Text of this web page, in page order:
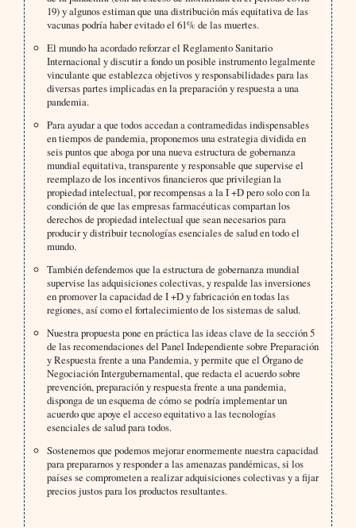
19) y algunos estiman que una distribución más equitativa de las
vacunas podría haber evitado el 61% de las muertes.
El mundo ha acordado reforzar el Reglamento Sanitario
Internacional y discutir a fondo un posible instrumento legalmente
vinculante que establezca objetivos y responsabilidades para las
diversas partes implicadas en la preparación y respuesta a una
pandemia.
Para ayudar a que todos accedan a contramedidas indispensables
en tiempos de pandemia, proponemos una estrategia dividida en
seis puntos que aboga por una nueva estructura de gobernanza
mundial equitativa, transparente y responsable que supervise el
reemplazo de los incentivos financieros que privilegian la
propiedad intelectual, por recompensas a la I +D pero solo con la
condición de que las empresas farmacéuticas compartan los
derechos de propiedad intelectual que sean necesarios para
producir y distribuir tecnologías esenciales de salud en todo el
mundo.
También defendemos que la estructura de gobernanza mundial
supervise las adquisiciones colectivas, y respalde las inversiones
en promover la capacidad de I +D y fabricación en todas las
regiones, así como el fortalecimiento de los sistemas de salud.
Nuestra propuesta pone en práctica las ideas clave de la sección 5
de las recomendaciones del Panel Independiente sobre Preparación
y Respuesta frente a una Pandemia, y permite que el Órgano de
Negociación Intergubernamental, que redacta el acuerdo sobre
prevención, preparación y respuesta frente a una pandemia,
disponga de un esquema de cómo se podría implementar un
acuerdo que apoye el acceso equitativo a las tecnologías
esenciales de salud para todos.
Sostenemos que podemos mejorar enormemente nuestra capacidad
para prepararnos y responder a las amenazas pandémicas, si los
países se comprometen a realizar adquisiciones colectivas y a fijar
precios justos para los productos resultantes.